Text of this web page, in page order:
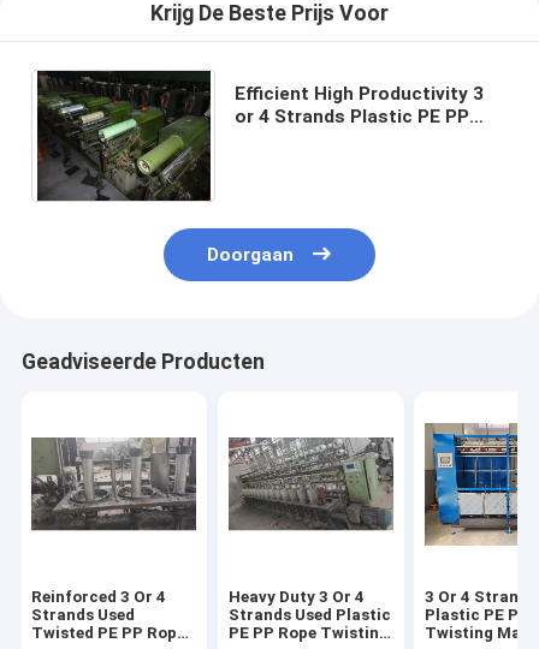
Krijg De Beste Prijs Voor
Efficient High Productivity 3
or 4 Strands Plastic PE PP
Doorgaan
Geadviseerde Producten
Reinforced 3 Or 4
Strands Used
Twisted PE PP Rope
Heavy Duty 3 Or 4
Strands Used Plastic
PE PP Rope Twisting
3 Or 4 Strands
Plastic PE PP
Twisting